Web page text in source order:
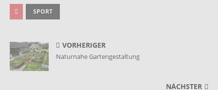
SPORT
VORHERIGER
Naturnahe Gartengestaltung
NÄCHSTER